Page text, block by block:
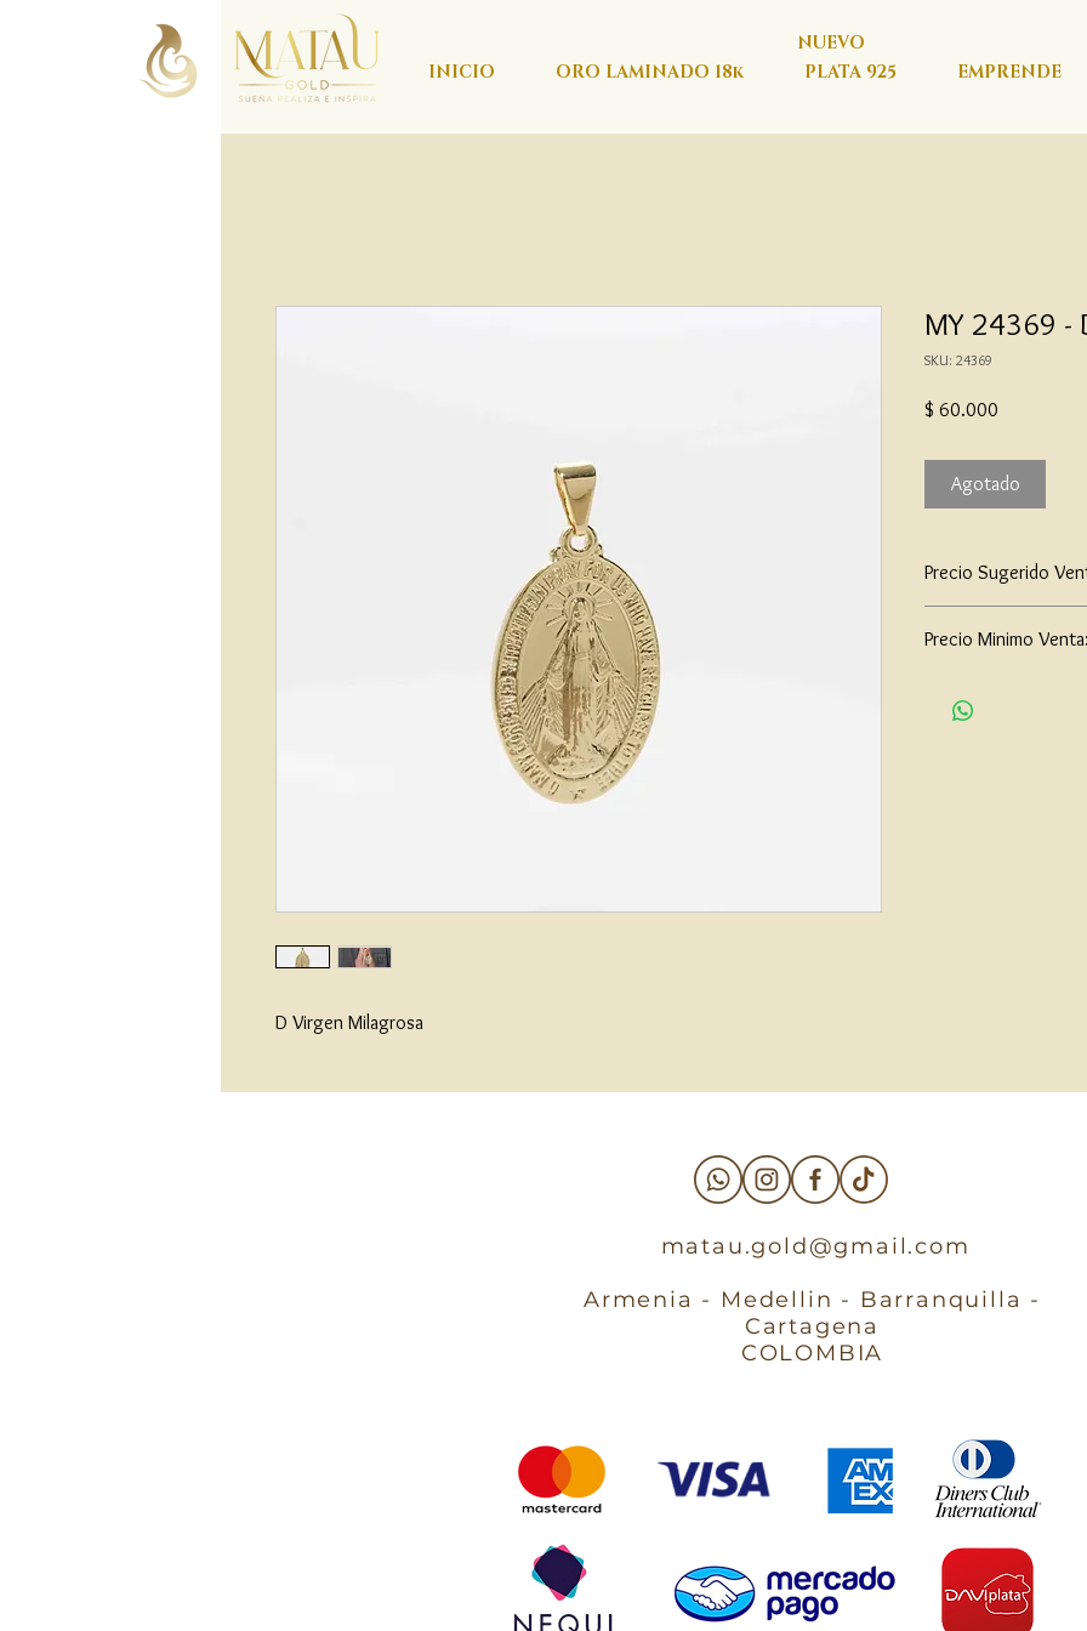
INICIO ORO LAMINADO 18k PLATA 925 EMPRENDE
NUEVO
D Virgen Milagrosa
MY 24369 -
SKU: 24369
$ 60.000
Agotado
Precio Sugerido
Precio Minimo Venta:
matau.gold@gmail.com
Armenia - Medellin - Barranquilla -
Cartagena
COLOMBIA